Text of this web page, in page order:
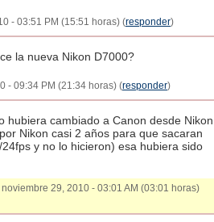
- 03:51 PM (15:51 horas) (responder)
la nueva Nikon D7000?
- 09:34 PM (21:34 horas) (responder)
hubiera cambiado a Canon desde Nikon
Nikon casi 2 años para que sacaran
y no lo hicieron) esa hubiera sido
noviembre 29, 2010 - 03:01 AM (03:01 horas)